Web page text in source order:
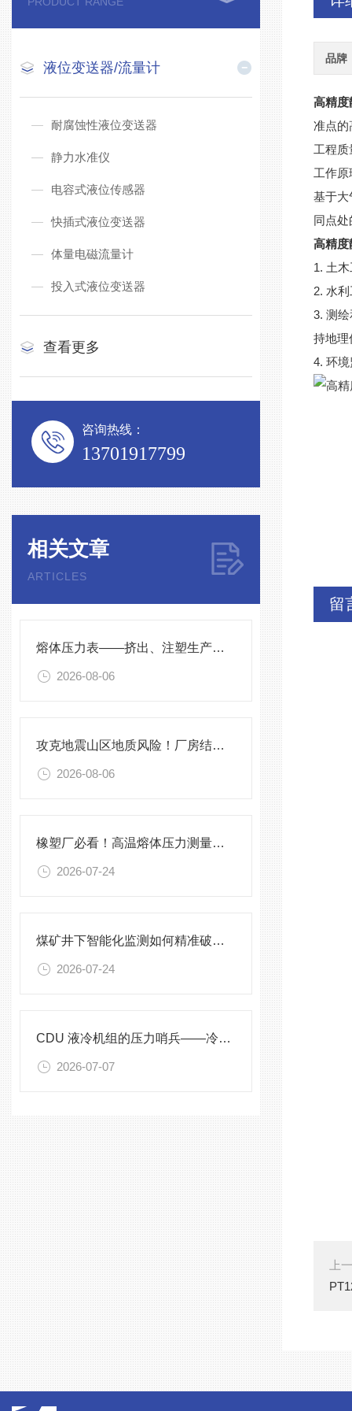
液位变送器/流量计
耐腐蚀性液位变送器
静力水准仪
电容式液位传感器
快插式液位变送器
体量电磁流量计
投入式液位变送器
查看更多
咨询热线：
13701917799
相关文章
ARTICLES
熔体压力表——挤出、注塑生产线的品质命脉！
2026-08-06
攻克地震山区地质风险！厂房结构在线安全监测解决方案应用。
2026-08-06
橡塑厂必看！高温熔体压力测量的4大致命痛点，90%工厂都在踩坑
2026-07-24
煤矿井下智能化监测如何精准破解？
2026-07-24
CDU 液冷机组的压力哨兵——冷却液专用压力变送器
2026-07-07
品牌
高精度
准点的
工程
工作原
基于大
同点
高精度
1. 土
2. 水
3. 测
持地理
4. 环
留
上